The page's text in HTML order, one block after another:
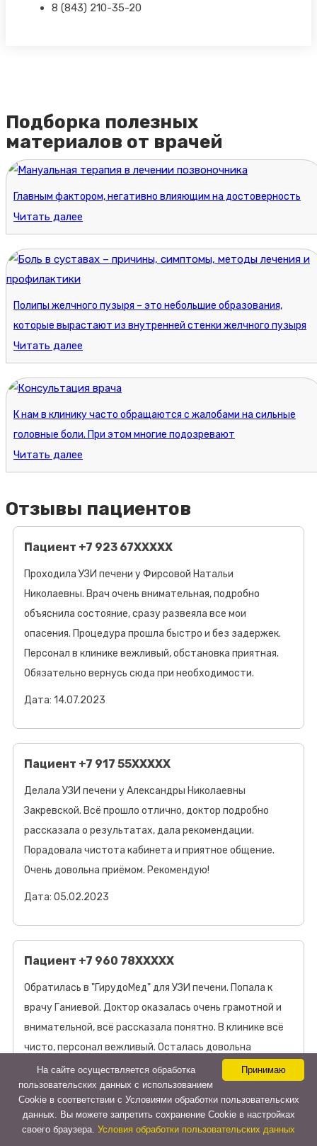
8 (843) 210-35-20
Подборка полезных
материалов от врачей
Главным фактором, негативно влияющим на достоверность
Читать далее
Полипы желчного пузыря – это небольшие образования,
которые вырастают из внутренней стенки желчного пузыря
Читать далее
К нам в клинику часто обращаются с жалобами на сильные
головные боли. При этом многие подозревают
Читать далее
Отзывы пациентов
Пациент +7 923 67XXXXX
Проходила УЗИ печени у Фирсовой Натальи
Николаевны. Врач очень внимательная, подробно
объяснила состояние, сразу развеяла все мои
опасения. Процедура прошла быстро и без задержек.
Персонал в клинике вежливый, обстановка приятная.
Обязательно вернусь сюда при необходимости.
Дата: 14.07.2023
Пациент +7 917 55XXXXX
Делала УЗИ печени у Александры Николаевны
Закревской. Всё прошло отлично, доктор подробно
рассказала о результатах, дала рекомендации.
Порадовала чистота кабинета и приятное общение.
Очень довольна приёмом. Рекомендую!
Дата: 05.02.2023
Пациент +7 960 78XXXXX
Обратилась в "ГирудоМед" для УЗИ печени. Попала к
врачу Ганиевой. Доктор оказалась очень грамотной и
внимательной, всё рассказала понятно. В клинике всё
чисто, персонал вежливый. Осталась довольна
визитом, вернусь ещё.
Дата: 21.08.2024
Принимаю
На сайте осуществляется обработка
пользовательских данных с использованием
Cookie в соответствии с Условиями обработки пользовательских
данных. Вы можете запретить сохранение Cookie в настройках
своего браузера. Условия обработки пользовательских данных